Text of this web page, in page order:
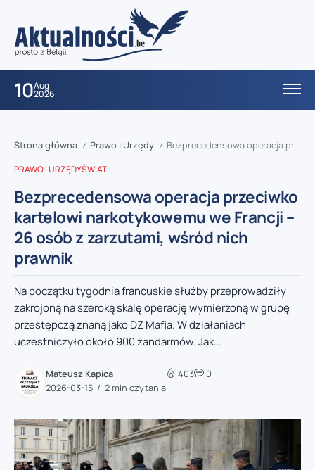
10Aug
2026
Strona główna / Prawo i Urzędy / Bezprecedensowa operacja przeciwko kartelowi narkotykowemu we Francji – 26 osób z zarzutami, wśród nich prawnik
PRAWO I URZĘDYŚWIAT
Bezprecedensowa operacja przeciwko
kartelowi narkotykowemu we Francji –
26 osób z zarzutami, wśród nich
prawnik
Na początku tygodnia francuskie służby przeprowadziły
zakrojoną na szeroką skalę operację wymierzoną w grupę
przestępczą znaną jako DZ Mafia. W działaniach
uczestniczyło około 900 żandarmów. Jak...
Mateusz Kapica
2026-03-15
2 min czytania
403 0